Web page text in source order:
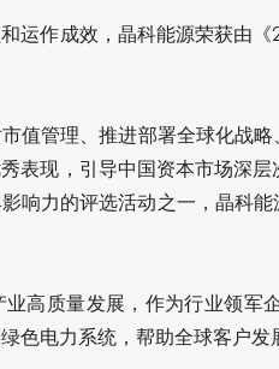
运作成效，晶科能源荣获由
值管理、推进部署全球化战
表现，引导中国资本市场深
响力的评选活动之一，晶科
高质量发展，作为行业领
色电力系统，帮助全球客户发